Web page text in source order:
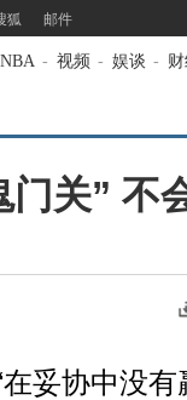
狐 邮件
NBA - 视频 - 娱谈 -
关” 不
协中没有